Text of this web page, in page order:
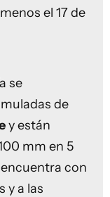
el 17 de
se
de
y están
mm en 5
con
y a las